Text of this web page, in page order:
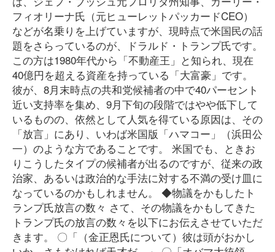
フィオリーナ氏（元ヒューレットパッカードCEO）
などが名乗りを上げていますが、現時点で米国民の話
題をさらっているのが、ドラルド・トランプ氏です。
この方は1980年代から「不動産王」と知られ、現在
40億円を超える資産を持っている「大富豪」です。
彼が、8月末時点の共和党候補者の中で40パーセント
近い支持率を集め、9月下旬の段階ではやや低下して
いるものの、依然として人気を得ている原因は、その
「放言」にあり、いわば米国版「ハマコー」（浜田公
一）のような方であることです。 米国でも、ときお
りこうしたタイプの候補者が出るのですが、従来の政
治家、あるいは政治的な手法に対する不満の受け皿に
なっているのかもしれません。 ◆物議をかもしたト
ランプ氏放言の数々 さて、その物議をかもしてきた
トランプ氏の放言の数々を以下にお伝えさせていただ
きます。 〇「（金正恩氏について）彼は頭がおかし